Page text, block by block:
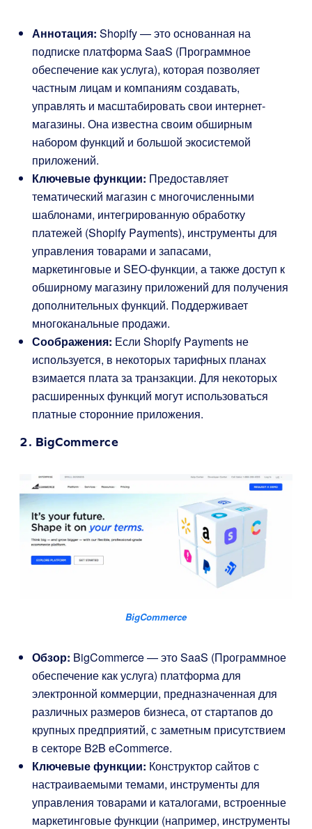
Аннотация: Shopify — это основанная на
подписке платформа SaaS (Программное
обеспечение как услуга), которая позволяет
частным лицам и компаниям создавать,
управлять и масштабировать свои интернет-
магазины. Она известна своим обширным
набором функций и большой экосистемой
приложений.
Ключевые функции: Предоставляет
тематический магазин с многочисленными
шаблонами, интегрированную обработку
платежей (Shopify Payments), инструменты для
управления товарами и запасами,
маркетинговые и SEO-функции, а также доступ к
обширному магазину приложений для получения
дополнительных функций. Поддерживает
многоканальные продажи.
Соображения: Если Shopify Payments не
используется, в некоторых тарифных планах
взимается плата за транзакции. Для некоторых
расширенных функций могут использоваться
платные сторонние приложения.
2. BigCommerce
BigCommerce
Обзор: BigCommerce — это SaaS (Программное
обеспечение как услуга) платформа для
электронной коммерции, предназначенная для
различных размеров бизнеса, от стартапов до
крупных предприятий, с заметным присутствием
в секторе B2B eCommerce.
Ключевые функции: Конструктор сайтов с
настраиваемыми темами, инструменты для
управления товарами и каталогами, встроенные
маркетинговые функции (например, инструменты